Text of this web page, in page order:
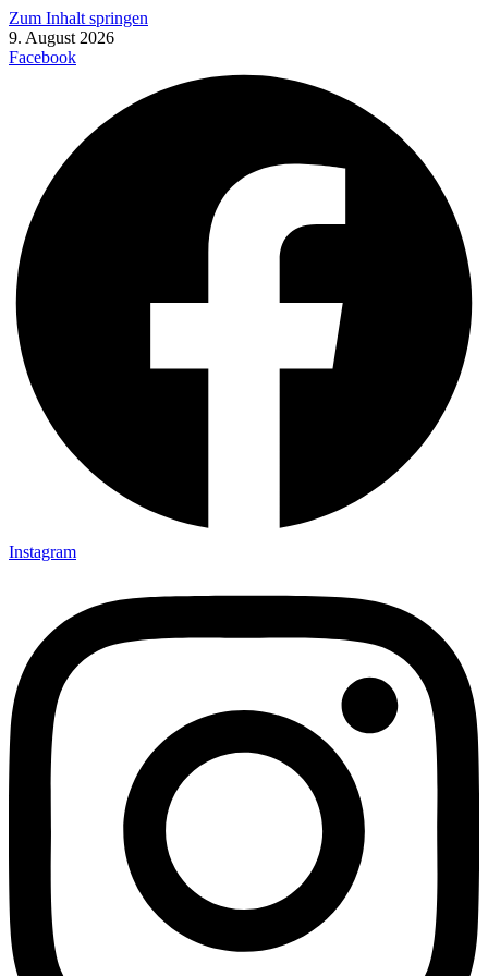
Zum Inhalt springen
9. August 2026
Facebook
Instagram